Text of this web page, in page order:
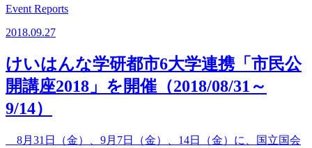
Event Reports
2018.09.27
けいはんな学研都市6大学連携「市民公
開講座2018」を開催（2018/08/31～
9/14）
8月31日（金）、9月7日（金）、14日（金）に、国立国会